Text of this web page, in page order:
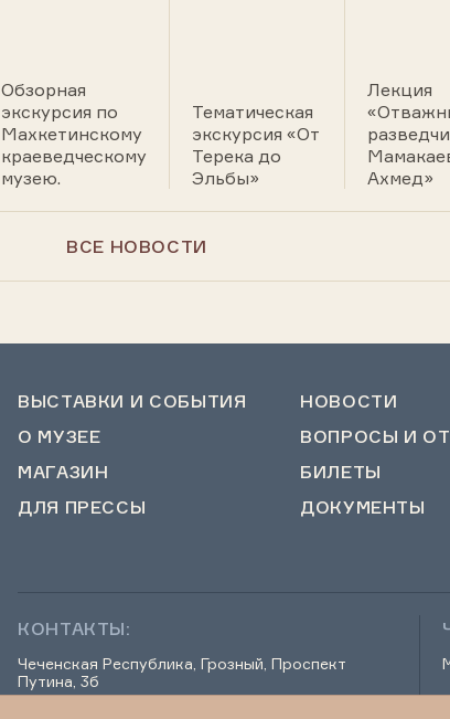
Обзорная
экскурсия по
Махкетинскому
краеведческому
музею.
Тематическая
экскурсия «От
Терека до
Эльбы»
Лекция
Ахмед»
ВСЕ НОВОСТИ
ВЫСТАВКИ И СОБЫТИЯ НОВОСТИ
О МУЗЕЕ
ВОПРОСЫ И
МАГАЗИН
БИЛЕТЫ
ДЛЯ ПРЕССЫ
ДОКУМЕНТЫ
КОНТАКТЫ:
Чеченская Республика, Грозный, Проспект
Путина, 3б